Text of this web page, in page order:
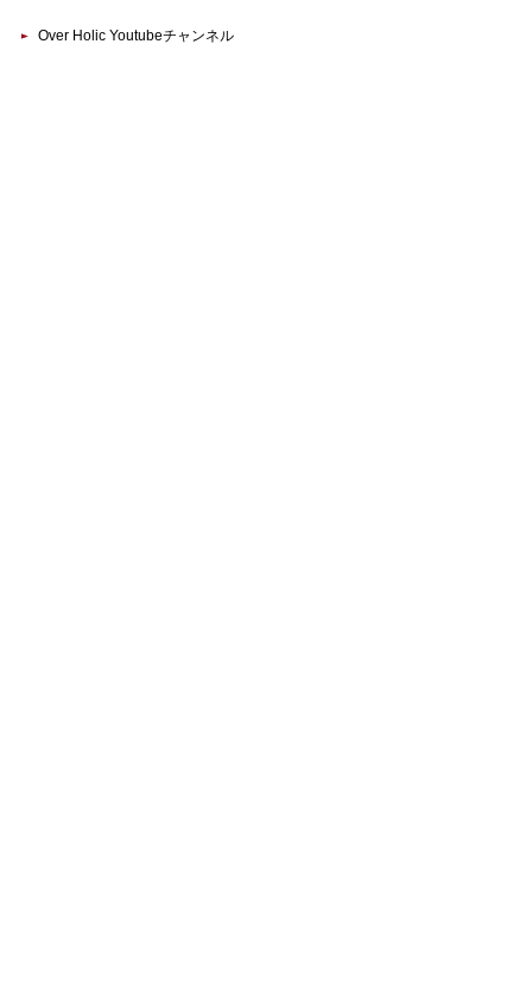
Over Holic Youtubeチャンネル